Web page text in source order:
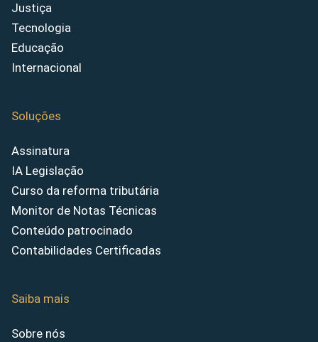
Justiça
Tecnologia
Educação
Internacional
Soluções
Assinatura
IA Legislação
Curso da reforma tributária
Monitor de Notas Técnicas
Conteúdo patrocinado
Contabilidades Certificadas
Saiba mais
Sobre nós